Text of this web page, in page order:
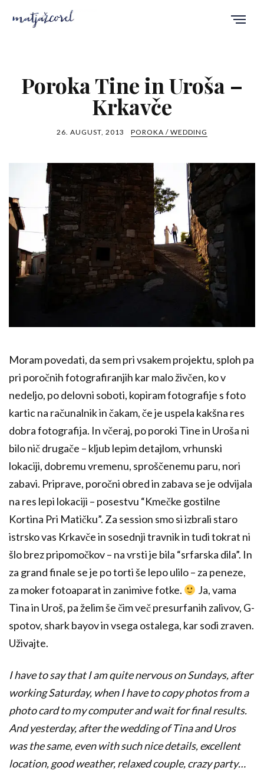
Poroka Tine in Uroša –
Krkavče
26. AUGUST, 2013 POROKA / WEDDING
Moram povedati, da sem pri vsakem projektu, sploh pa
pri poročnih fotografiranjih kar malo živčen, ko v
nedeljo, po delovni soboti, kopiram fotografije s foto
kartic na računalnik in čakam, če je uspela kakšna res
dobra fotografija. In včeraj, po poroki Tine in Uroša ni
bilo nič drugače – kljub lepim detajlom, vrhunski
lokaciji, dobremu vremenu, sproščenemu paru, nori
zabavi. Priprave, poročni obred in zabava se je odvijala
na res lepi lokaciji – posestvu “Kmečke gostilne
Kortina Pri Matičku”. Za session smo si izbrali staro
istrsko vas Krkavče in sosednji travnik in tudi tokrat ni
šlo brez pripomočkov – na vrsti je bila “srfarska dila”. In
za grand finale se je po torti še lepo ulilo – za peneze,
za moker fotoaparat in zanimive fotke.
Ja, vama
Tina in Uroš, pa želim še čim več presurfanih zalivov, G-
spotov, shark bayov in vsega ostalega, kar sodi zraven.
Uživajte.
I have to say that I am quite nervous on Sundays, after
working Saturday, when I have to copy photos from a
photo card to my computer and wait for final results.
And yesterday, after the wedding of Tina and Uros
was the same, even with such nice details, excellent
location, good weather, relaxed couple, crazy party…